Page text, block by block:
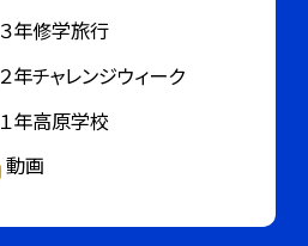
３年修学旅行
２年チャレンジウィーク
１年高原学校
動画